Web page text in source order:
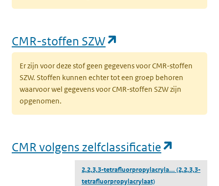
CMR-stoffen SZW
Er zijn voor deze stof geen gegevens voor CMR-stoffen
SZW. Stoffen kunnen echter tot een groep behoren
waarvoor wel gegevens voor CMR-stoffen SZW zijn
opgenomen.
CMR volgens zelfclassificatie
2,2,3,3-tetrafluorpropylacryla... (2,2,3,3-
tetrafluorpropylacrylaat)